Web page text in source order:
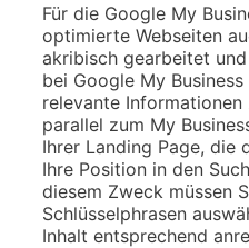
Für die Google My
optimierte Webseiten
akribisch gearbeitet
bei Google My
relevante
parallel zum My
Ihrer Landing Page, die
Ihre Position in den
diesem Zweck müssen
Schlüsselphrasen
Inhalt entsprechend